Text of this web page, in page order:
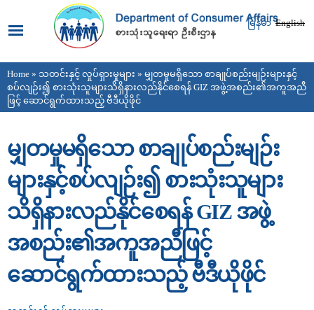
main
content
မြန်မာ English
You are here
Home » သတင်းနှင့် လှုပ်ရှားမှုများ » မျှတမှုမရှိသော စာချုပ်စည်းမျဉ်းများနှင့်
စပ်လျဉ်း၍ စားသုံးသူများသိရှိနားလည်နိုင်စေရန် GIZ အဖွဲ့အစည်း၏အကူအညီ
ဖြင့် ဆောင်ရွက်ထားသည့် ဗီဒီယိုဖိုင်
မျှတမှုမရှိသော စာချုပ်စည်းမျဉ်း
များနှင့်စပ်လျဉ်း၍ စားသုံးသူများ
သိရှိနားလည်နိုင်စေရန် GIZ အဖွဲ့
အစည်း၏အကူအညီဖြင့်
ဆောင်ရွက်ထားသည့် ဗီဒီယိုဖိုင်